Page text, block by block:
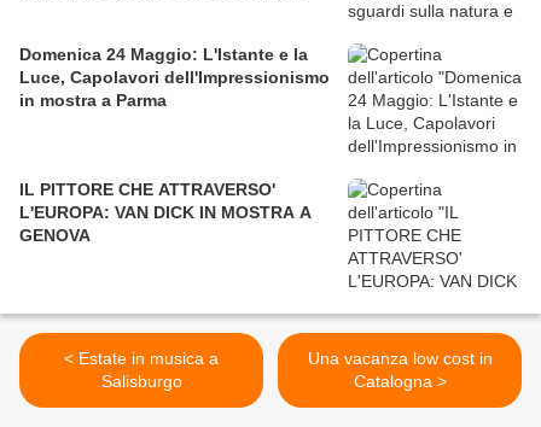
Domenica 24 Maggio: L'Istante e la
Luce, Capolavori dell'Impressionismo
in mostra a Parma
IL PITTORE CHE ATTRAVERSO'
L'EUROPA: VAN DICK IN MOSTRA A
GENOVA
< Estate in musica a
Salisburgo
Una vacanza low cost in
Catalogna >